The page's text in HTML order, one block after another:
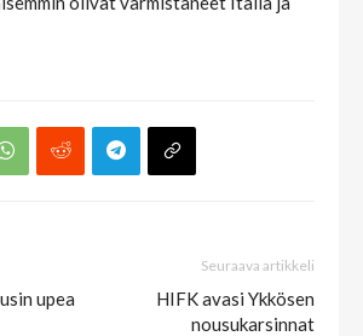
upea
Seuraava artikkeli
HIFK avasi Ykkösen
nousukarsinnat